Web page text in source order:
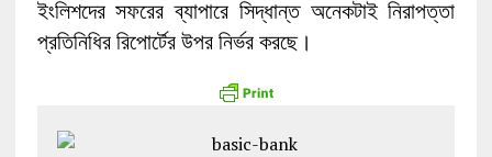
ইংলিশদের সফরের ব্যাপারে সিদ্ধান্ত অনেকটাই নিরাপত্তা
প্রতিনিধির রিপোর্টের উপর নির্ভর করছে।